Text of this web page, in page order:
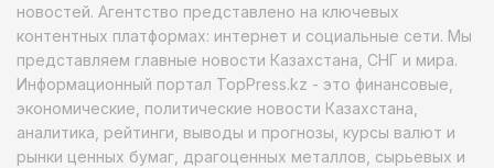
новостей. Агентство представлено на ключевых
контентных платформах: интернет и социальные сети. Мы
представляем главные новости Казахстана, СНГ и мира.
Информационный портал TopPress.kz - это финансовые,
экономические, политические новости Казахстана,
аналитика, рейтинги, выводы и прогнозы, курсы валют и
рынки ценных бумаг, драгоценных металлов, сырьевых и